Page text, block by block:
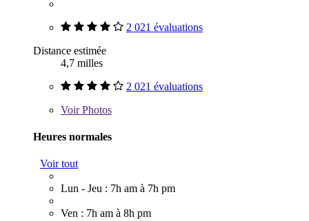
2 021 évaluations
Distance estimée
4,7 milles
2 021 évaluations
VoirPhotos
Heures normales
Voir tout
Lun - Jeu : 7h am à 7h pm
Ven : 7h am à 8h pm